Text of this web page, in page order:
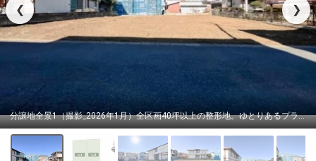
❮
分譲地全景1（撮影_2026年1月）全区画40坪以上の整形地。ゆとりあるプランニングが可能です。※販売済区画を含む場合がございます。
❯